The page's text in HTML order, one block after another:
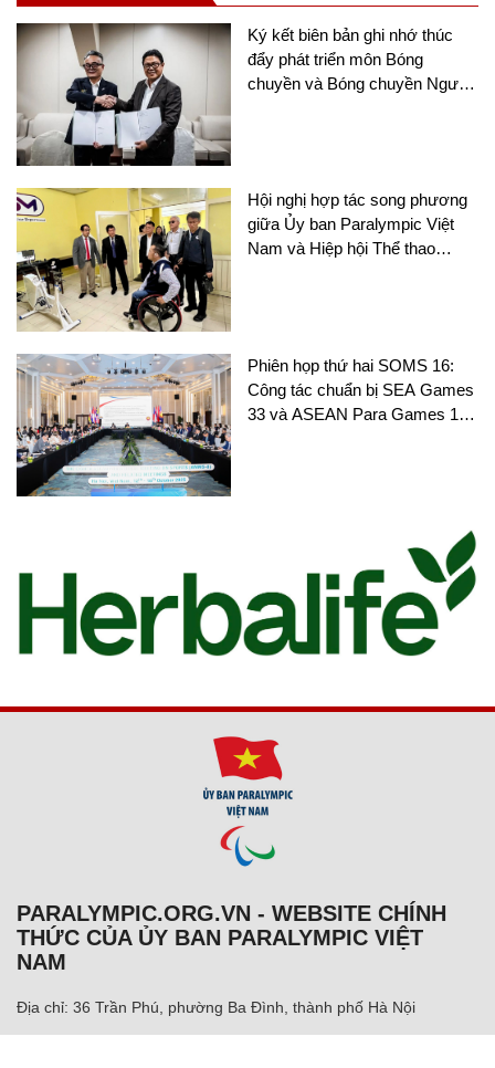
Ký kết biên bản ghi nhớ thúc
đẩy phát triển môn Bóng
chuyền và Bóng chuyền Người
Hội nghị hợp tác song phương
giữa Ủy ban Paralympic Việt
Nam và Hiệp hội Thể thao
Phiên họp thứ hai SOMS 16:
Công tác chuẩn bị SEA Games
33 và ASEAN Para Games 13
PARALYMPIC.ORG.VN - WEBSITE CHÍNH
THỨC CỦA ỦY BAN PARALYMPIC VIỆT
NAM
Địa chỉ: 36 Trần Phú, phường Ba Đình, thành phố Hà Nội